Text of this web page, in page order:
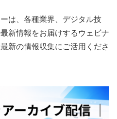
は、各種業界、デジタル技
新情報をお届けするウェビナ
新の情報収集にご活用くださ